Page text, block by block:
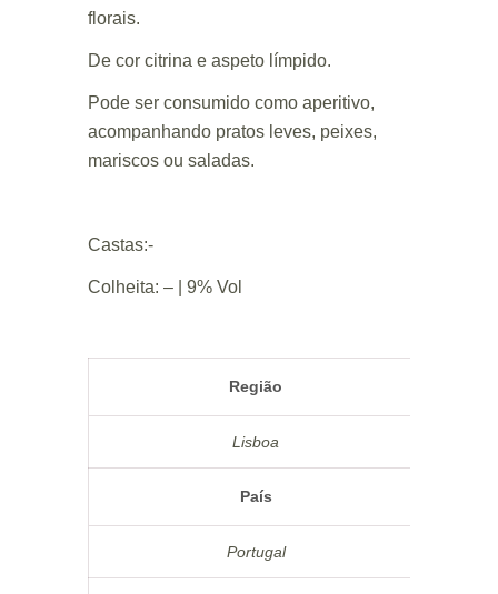
florais.
De cor citrina e aspeto límpido.
Pode ser consumido como aperitivo,
acompanhando pratos leves, peixes,
mariscos ou saladas.
Castas:-
Colheita: – | 9% Vol
Região
Lisboa
País
Portugal